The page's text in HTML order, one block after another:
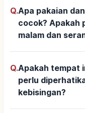
Q.Apa pakaian
cocok? Apakah
malam dan
Q.Apakah tempat
perlu
kebisingan?